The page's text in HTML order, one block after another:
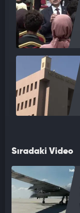
Sıradaki Video